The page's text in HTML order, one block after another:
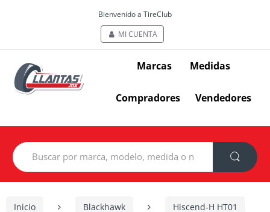
Bienvenido a TireClub
MI CUENTA
Marcas Medidas
Compradores Vendedores
Search
for:
Inicio Blackhawk
Hiscend-H HT01